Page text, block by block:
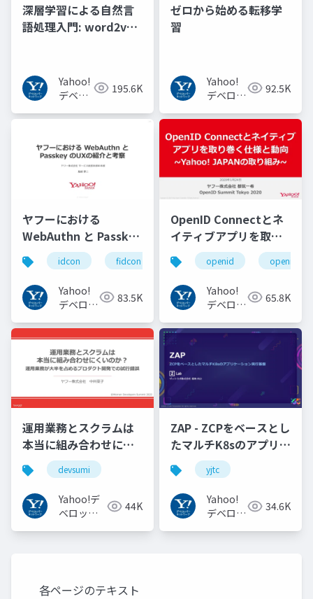
深層学習による自然言
語処理入門: word2vec
Yahoo!
デベロ
ネット
195.6K
ゼロから始める転移学
習
Yahoo!
デベロッ
トワーク
92.5K
ヤフーにおける
WebAuthn と Passkey
の UX の紹介と考察
#idcon #fidcon
idcon fidcon
Yahoo!
デベロッ
トワーク
83.5K
OpenID Connectとネ
イティブアプリを取り
巻く仕様と動向 Yahoo!
JAPANの取り組み
#openid
#openid_tokyo
openid
Yahoo!
デベロッ
トワーク
65.8K
運用業務とスクラムは
本当に組み合わせにく
いのか︖運用業務が大
半を占めるプロダクト
開発での試行錯誤
devsumi
Yahoo!デ
ベロッパ
44K
ZAP - ZCPをベースとし
たマルチK8sのアプリケ
ーション実行基盤
#YJTC / YJTC21 B-3
yjtc
Yahoo!
デベロッ
34.6K
各ページのテキスト